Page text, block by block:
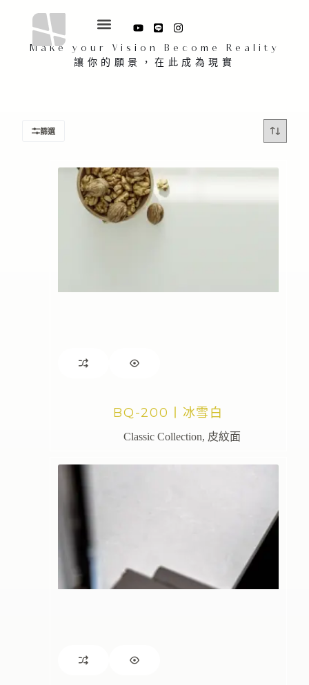
Make your Vision Become Reality
讓你的願景，在此成為現實
篩選
BQ-200丨冰雪白
Classic Collection, 皮紋面